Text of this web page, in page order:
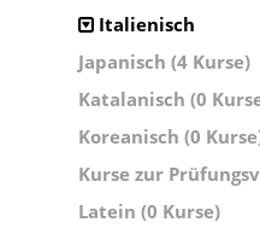
Italienisch
Japanisch (4 Kurse)
Katalanisch (0
Koreanisch (0
Kurse zur
Latein (0 Kurse)